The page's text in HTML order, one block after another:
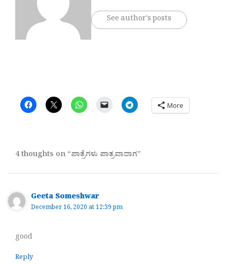
See author's posts
More
4 thoughts on “ಪಾತ್ರೆಗಳು ಪಾತ್ರವಾದಾಗ”
Geeta Someshwar
December 16, 2020 at 12:39 pm
good
Reply